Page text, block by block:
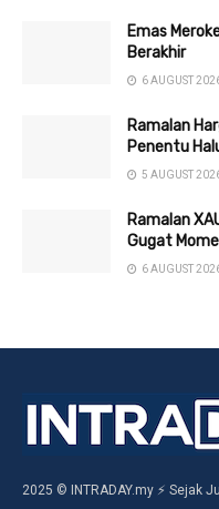
Emas
Berakhir
6 AUGUST
Ramalan
Penentu
5 AUGUST
Ramalan
Gugat
6 AUGUST
2025 © INTRADAY.my ⚡ Sejak